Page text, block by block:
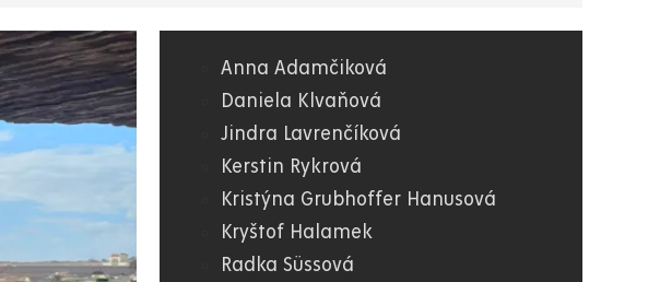
06.
FF
Anna Adamčiková
Daniela Klvaňová
Jindra Lavrenčíková
Kerstin Rykrová
Kristýna Grubhoffer Hanusová
Kryštof Halamek
Radka Süssová